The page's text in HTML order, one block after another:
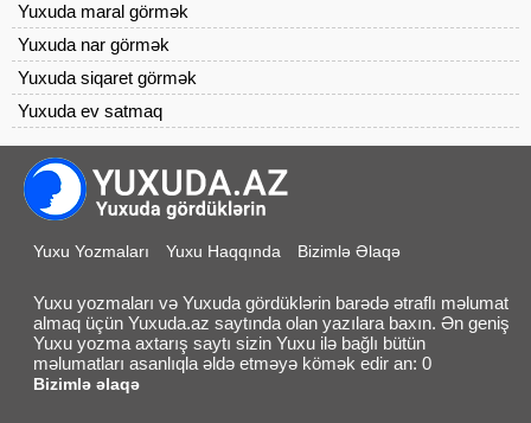
Yuxuda maral görmək
Yuxuda nar görmək
Yuxuda siqaret görmək
Yuxuda ev satmaq
Yuxu Yozmaları Yuxu Haqqında Bizimlə Əlaqə
Yuxu yozmaları və Yuxuda gördüklərin barədə ətraflı məlumat
almaq üçün Yuxuda.az saytında olan yazılara baxın. Ən geniş
Yuxu yozma axtarış saytı sizin Yuxu ilə bağlı bütün
məlumatları asanlıqla əldə etməyə kömək edir an: 0
Bizimlə əlaqə